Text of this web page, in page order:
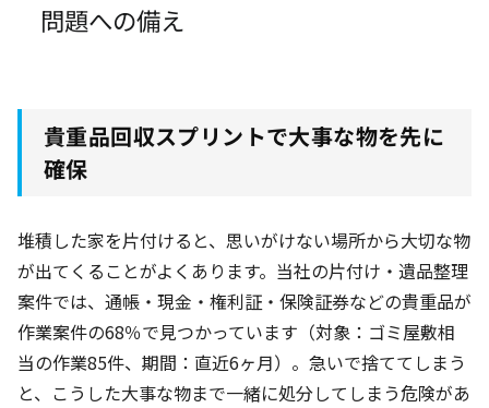
問題への備え
貴重品回収スプリントで大事な物を先に
確保
堆積した家を片付けると、思いがけない場所から大切な物
が出てくることがよくあります。当社の片付け・遺品整理
案件では、通帳・現金・権利証・保険証券などの貴重品が
作業案件の68％で見つかっています（対象：ゴミ屋敷相
当の作業85件、期間：直近6ヶ月）。急いで捨ててしまう
と、こうした大事な物まで一緒に処分してしまう危険があ